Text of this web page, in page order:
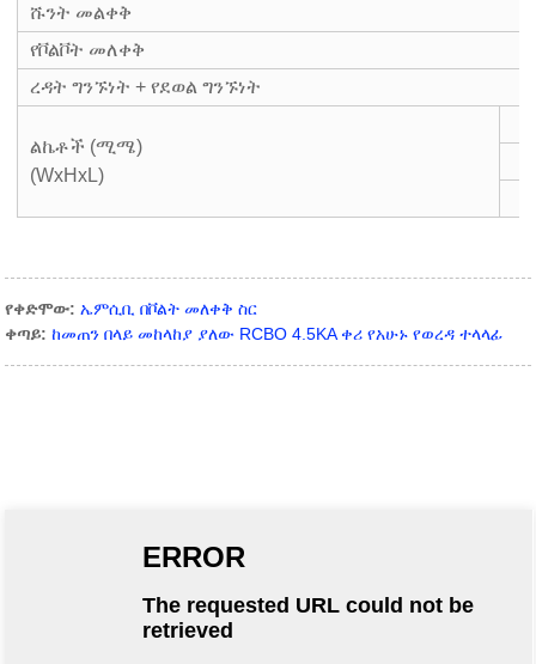
ሹንት መልቀቅ
የቮልቮት መለቀቅ
ረዳት ግንኙነት + የደወል ግንኙነት
ልኬቶች (ሚሜ)
(WxHxL)
የቀድሞው: ኤምሲቢ በቮልት መለቀቅ ስር
ቀጣይ: ከመጠን በላይ መከላከያ ያለው RCBO 4.5KA ቀሪ የአሁኑ የወረዳ ተላላፊ